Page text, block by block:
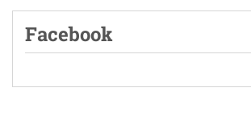
Facebook